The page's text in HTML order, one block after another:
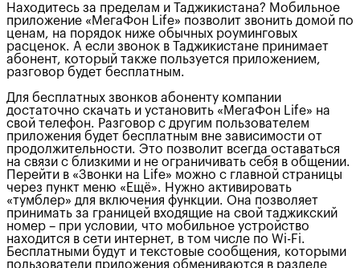
Находитесь за пределам и Таджикистана? Мобильное
приложение «МегаФон Life» позволит звонить домой по
ценам, на порядок ниже обычных роуминговых
расценок. А если звонок в Таджикистане принимает
абонент, который также пользуется приложением,
разговор будет бесплатным.
Для бесплатных звонков абоненту компании
достаточно скачать и установить «МегаФон Life» на
свой телефон. Разговор с другим пользователем
приложения будет бесплатным вне зависимости от
продолжительности. Это позволит всегда оставаться
на связи с близкими и не ограничивать себя в общении.
Перейти в «Звонки на Life» можно с главной страницы
через пункт меню «Ещё». Нужно активировать
«тумблер» для включения функции. Она позволяет
принимать за границей входящие на свой таджикский
номер – при условии, что мобильное устройство
находится в сети интернет, в том числе по Wi-Fi.
Бесплатными будут и текстовые сообщения, которыми
пользователи приложения обмениваются в разделе